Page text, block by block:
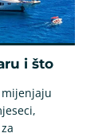
i što
mijenjaju